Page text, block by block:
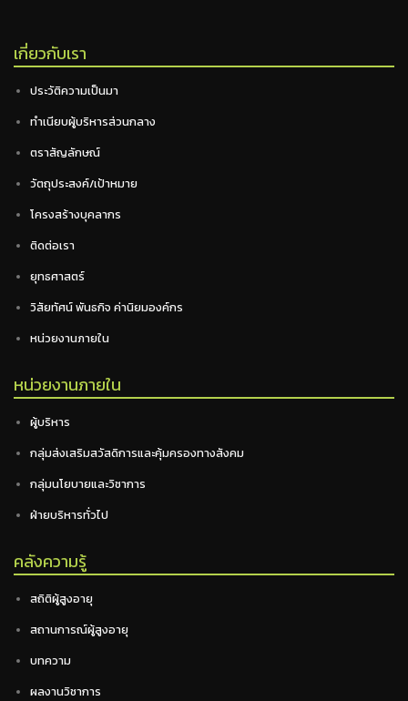
เกี่ยวกับเรา
ประวัติความเป็นมา
ทำเนียบผู้บริหารส่วนกลาง
ตราสัญลักษณ์
วัตถุประสงค์/เป้าหมาย
โครงสร้างบุคลากร
ติดต่อเรา
ยุทธศาสตร์
วิสัยทัศน์ พันธกิจ ค่านิยมองค์กร
หน่วยงานภายใน
หน่วยงานภายใน
ผู้บริหาร
กลุ่มส่งเสริมสวัสดิการและคุ้มครองทางสังคม
กลุ่มนโยบายและวิชาการ
ฝ่ายบริหารทั่วไป
คลังความรู้
สถิติผู้สูงอายุ
สถานการณ์ผู้สูงอายุ
บทความ
ผลงานวิชาการ